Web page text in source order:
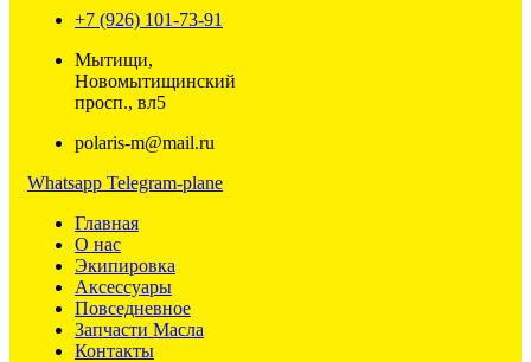
+7 (926) 101-73-91
Мытищи,
Новомытищинский
просп., вл5
polaris-m@mail.ru
Whatsapp Telegram-plane
Главная
О нас
Экипировка
Аксессуары
Повседневное
Запчасти Масла
Контакты